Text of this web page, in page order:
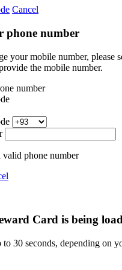
Cancel
phone number
your mobile number, please
the mobile number.
number
valid phone number
Card is being
to 30 seconds, depending on